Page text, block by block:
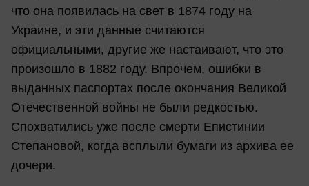
что она появилась на свет в 1874 году на
Украине, и эти данные считаются
официальными, другие же настаивают, что это
произошло в 1882 году. Впрочем, ошибки в
выданных паспортах после окончания Великой
Отечественной войны не были редкостью.
Спохватились уже после смерти Епистинии
Степановой, когда всплыли бумаги из архива ее
дочери.